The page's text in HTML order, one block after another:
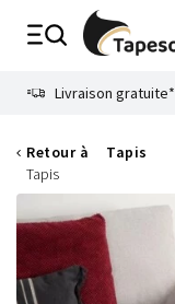
Livraison gratuite*
Retour à
Tapis
Tapis